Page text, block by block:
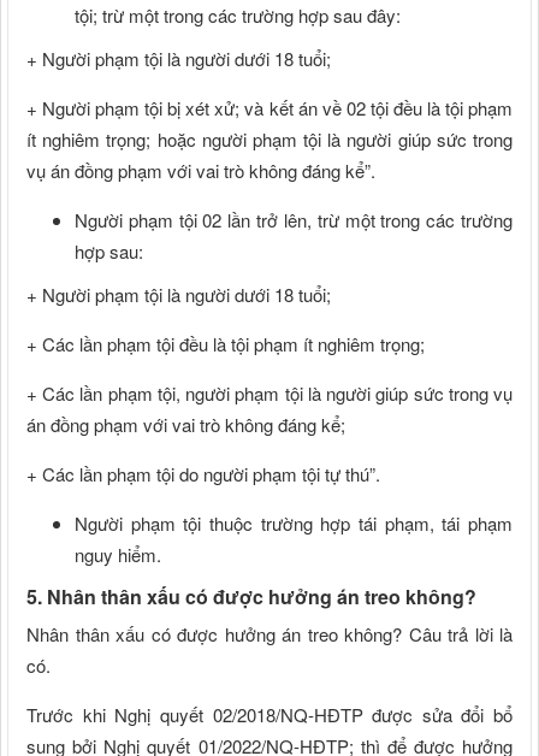
tội; trừ một trong các trường hợp sau đây:
+ Người phạm tội là người dưới 18 tuổi;
+ Người phạm tội bị xét xử; và kết án về 02 tội đều là tội phạm
ít nghiêm trọng; hoặc người phạm tội là người giúp sức trong
vụ án đồng phạm với vai trò không đáng kể”.
Người phạm tội 02 lần trở lên, trừ một trong các trường
hợp sau:
+ Người phạm tội là người dưới 18 tuổi;
+ Các lần phạm tội đều là tội phạm ít nghiêm trọng;
+ Các lần phạm tội, người phạm tội là người giúp sức trong vụ
án đồng phạm với vai trò không đáng kể;
+ Các lần phạm tội do người phạm tội tự thú”.
Người phạm tội thuộc trường hợp tái phạm, tái phạm
nguy hiểm.
5. Nhân thân xấu có được hưởng án treo không?
Nhân thân xấu có được hưởng án treo không? Câu trả lời là
có.
Trước khi Nghị quyết 02/2018/NQ-HĐTP được sửa đổi bổ
sung bởi Nghị quyết 01/2022/NQ-HĐTP; thì để được hưởng